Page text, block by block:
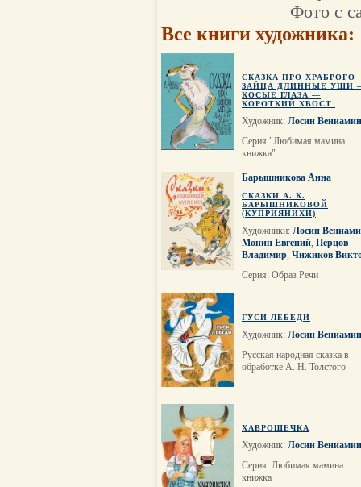
Фото с
Все книги художника:
СКАЗКА ПРО ХРАБРОГО
ЗАЙЦА ДЛИННЫЕ УШИ
КОСЫЕ ГЛАЗА —
КОРОТКИЙ ХВОСТ
Художник: Лосин Вениамин
Серия "Любимая мамина
книжка"
Барышникова Анна
СКАЗКИ А. К.
БАРЫШНИКОВОЙ
(КУПРИЯНИХИ)
Художники: Лосин
Монин Евгений, Перцов
Владимир, Чижиков
Cерия: Образ Речи
ГУСИ-ЛЕБЕДИ
Художник: Лосин Вениамин
Русская народная сказка в
обработке А. Н. Толстого
ХАВРОШЕЧКА
Художник: Лосин Вениамин
Серия: Любимая мамина
книжка